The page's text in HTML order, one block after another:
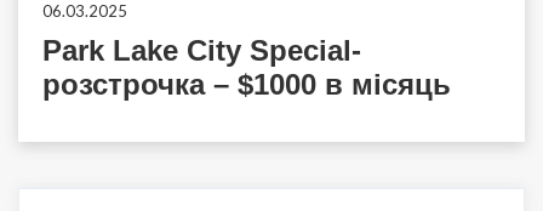
06.03.2025
Park Lake City Special-
розстрочка – $1000 в місяць